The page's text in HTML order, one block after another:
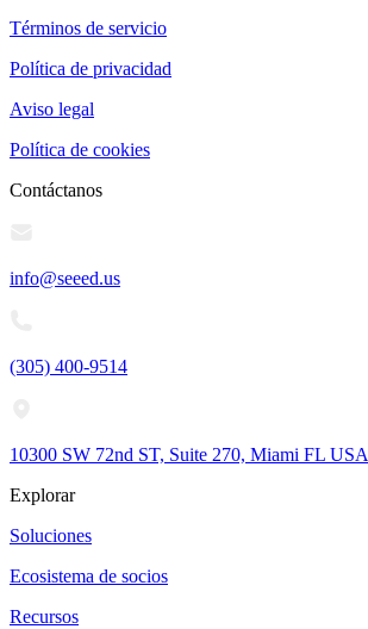
Términos de servicio
Política de privacidad
Aviso legal
Política de cookies
Contáctanos
info@seeed.us
(305) 400-9514
10300 SW 72nd ST, Suite 270, Miami FL USA
Explorar
Soluciones
Ecosistema de socios
Recursos